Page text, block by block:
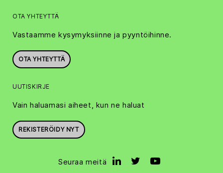
OTA YHTEYTTÄ
Vastaamme kysymyksiinne ja pyyntöihinne.
OTA YHTEYTTÄ
UUTISKIRJE
Vain haluamasi aiheet, kun ne haluat
REKISTERÖIDY NYT
Seuraa meitä